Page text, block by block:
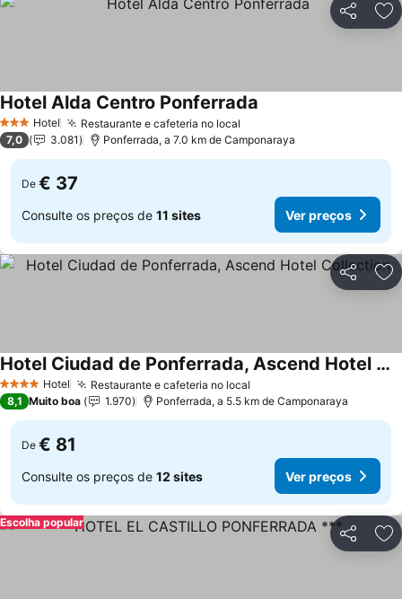
Partilhar
3 EstrelasHotel Restaurante e cafeteria no local
Hotel Alda Centro Ponferrada
7,0 3.081 Ponferrada, a 7.0 km de Camponaraya
De € 37
Consulte os preços de 11 sites Ver preços
Partilhar
4 EstrelasHotel Restaurante e cafeteria no local
Hotel Ciudad de Ponferrada, Ascend Hotel Collection
8,1 Muito boa 1.970 Ponferrada, a 5.5 km de Camponaraya
De € 81
Consulte os preços de 12 sites Ver preços
Partilhar
Escolha popular